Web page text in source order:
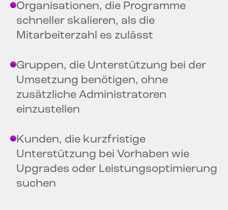
Organisationen, die Programme
schneller skalieren, als die
Mitarbeiterzahl es zulässt
Gruppen, die Unterstützung bei der
Umsetzung benötigen, ohne
zusätzliche Administratoren
einzustellen
Kunden, die kurzfristige
Unterstützung bei Vorhaben wie
Upgrades oder Leistungsoptimierung
suchen